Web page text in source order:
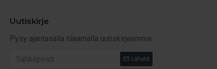
Uutiskirje
Pysy ajantasalla tilaamalla uutiskirjeemme
Lähetä